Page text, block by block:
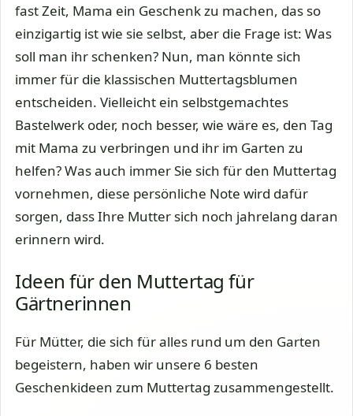
fast Zeit, Mama ein Geschenk zu machen, das so
einzigartig ist wie sie selbst, aber die Frage ist: Was
soll man ihr schenken? Nun, man könnte sich
immer für die klassischen Muttertagsblumen
entscheiden. Vielleicht ein selbstgemachtes
Bastelwerk oder, noch besser, wie wäre es, den Tag
mit Mama zu verbringen und ihr im Garten zu
helfen? Was auch immer Sie sich für den Muttertag
vornehmen, diese persönliche Note wird dafür
sorgen, dass Ihre Mutter sich noch jahrelang daran
erinnern wird.
Ideen für den Muttertag für
Gärtnerinnen
Für Mütter, die sich für alles rund um den Garten
begeistern, haben wir unsere 6 besten
Geschenkideen zum Muttertag zusammengestellt.